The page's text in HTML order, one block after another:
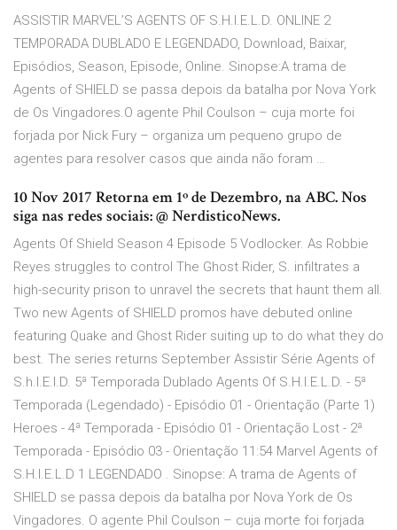
ASSISTIR MARVEL’S AGENTS OF S.H.I.E.L.D. ONLINE 2
TEMPORADA DUBLADO E LEGENDADO, Download, Baixar,
Episódios, Season, Episode, Online. Sinopse:A trama de
Agents of SHIELD se passa depois da batalha por Nova York
de Os Vingadores.O agente Phil Coulson – cuja morte foi
forjada por Nick Fury – organiza um pequeno grupo de
agentes para resolver casos que ainda não foram …
10 Nov 2017 Retorna em 1º de Dezembro, na ABC. Nos
siga nas redes sociais: @ NerdisticoNews.
Agents Of Shield Season 4 Episode 5 Vodlocker. As Robbie
Reyes struggles to control The Ghost Rider, S. infiltrates a
high-security prison to unravel the secrets that haunt them all.
Two new Agents of SHIELD promos have debuted online
featuring Quake and Ghost Rider suiting up to do what they do
best. The series returns September Assistir Série Agents of
S.h.I.E.I.D. 5ª Temporada Dublado Agents Of S.H.I.E.L.D. - 5ª
Temporada (Legendado) - Episódio 01 - Orientação (Parte 1)
Heroes - 4ª Temporada - Episódio 01 - Orientação Lost - 2ª
Temporada - Episódio 03 - Orientação 11:54 Marvel Agents of
S.H.I.E.L.D 1 LEGENDADO . Sinopse: A trama de Agents of
SHIELD se passa depois da batalha por Nova York de Os
Vingadores. O agente Phil Coulson – cuja morte foi forjada